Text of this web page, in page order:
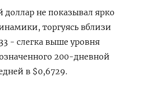
доллар не показывал ярко
торгуясь вблизи
- слегка выше уровня
200-дневной
в $0,6729.